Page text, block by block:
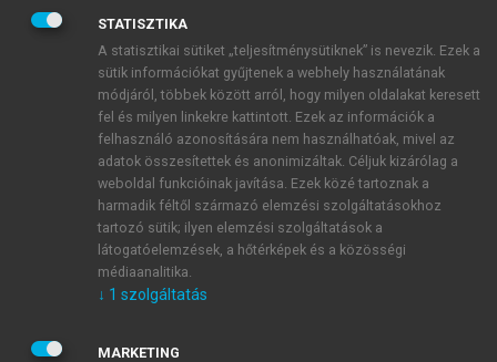
BELÉPÉS SAJÁT FIÓKKAL
ÚJ FIÓK LÉTREHOZÁSA
1 óra díjmentes hozzáférés
E-MAIL-CÍM
JELSZÓ
STATISZTIKA
A statisztikai sütiket „teljesítménysütiknek” is nevezik. Ezek a
sütik információkat gyűjtenek a webhely használatának
módjáról, többek között arról, hogy milyen oldalakat keresett
fel és milyen linkekre kattintott. Ezek az információk a
felhasználó azonosítására nem használhatóak, mivel az
adatok összesítettek és anonimizáltak. Céljuk kizárólag a
weboldal funkcióinak javítása. Ezek közé tartoznak a
harmadik féltől származó elemzési szolgáltatásokhoz
tartozó sütik; ilyen elemzési szolgáltatások a
látogatóelemzések, a hőtérképek és a közösségi
médiaanalitika.
↓ 1 szolgáltatás
MARKETING